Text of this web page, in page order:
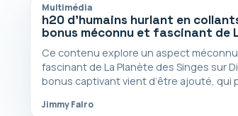
Multimédia
h20 d’humains hurlant en
bonus méconnu et fascinant de
Ce contenu explore un aspect méconnu
fascinant de La Planète des Singes sur
bonus captivant vient d’être ajouté, qui
Jimmy Falro